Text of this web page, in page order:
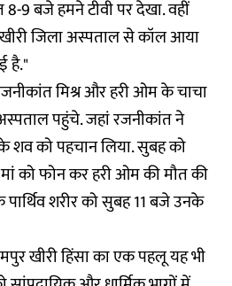
8-9 बजे हमने टीवी पर देखा. वहीं
जिला अस्पताल से कॉल आया
है."
मिश्र और हरी ओम के चाचा
पहुंचे. जहां रजनीकांत ने
को पहचान लिया. सुबह को
को फोन कर हरी ओम की मौत की
शरीर को सुबह 11 बजे उनके
खीरी हिंसा का एक पहलू यह भी